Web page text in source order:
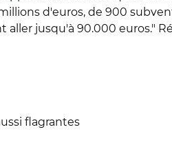
d'euros, de 900
jusqu'à 90.000 euros."
flagrantes